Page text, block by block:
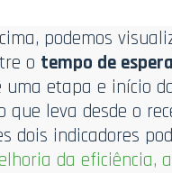
podemos
o tempo de espera
uma etapa e início
que leva desde o
dois indicadores
da eficiência,